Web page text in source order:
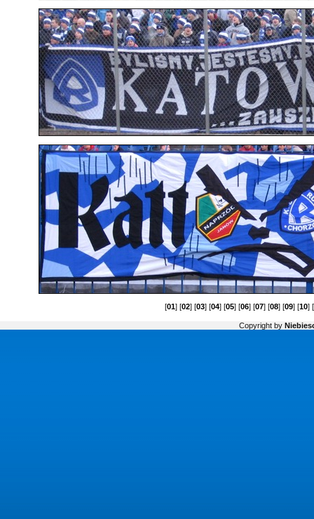
[01] [02] [03] [04] [05] [06] [07] [08] [09] [10] [
Copyright by